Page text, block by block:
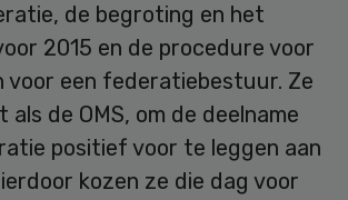
de begroting en het
2015 en de procedure voor
voor een federatiebestuur. Ze
als de OMS, om de deelname
positief voor te leggen aan
kozen ze die dag voor